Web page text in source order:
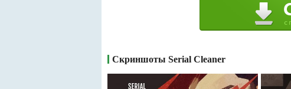
Скриншоты Serial Cleaner